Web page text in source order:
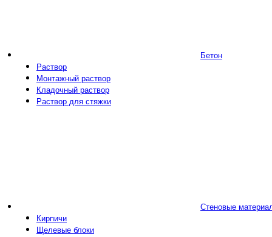
Бетон
Раствор
Монтажный раствор
Кладочный раствор
Раствор для стяжки
Стеновые
Кирпичи
Щелевые блоки